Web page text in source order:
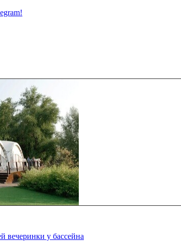
вечеринки у бассейна